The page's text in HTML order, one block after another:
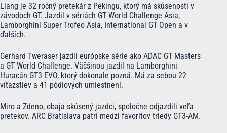
Liang je 32 ročný pretekár z Pekingu, ktorý má skúsenosti v
závodoch GT. Jazdil v sériách GT World Challenge Asia,
Lamborghini Super Trofeo Asia, International GT Open a v
ďalších.
Gerhard Tweraser jazdil európske série ako ADAC GT Masters
a GT World Challenge. Väčšinou jazdil na Lamborghini
Huracán GT3 EVO, ktorý dokonale pozná. Má za sebou 22
víťazstiev a 41 pódiových umiestnení.
Miro a Zdeno, obaja skúsený jazdci, spoločne odjazdili veľa
pretekov. ARC Bratislava patrí medzi favoritov triedy GT3-AM.